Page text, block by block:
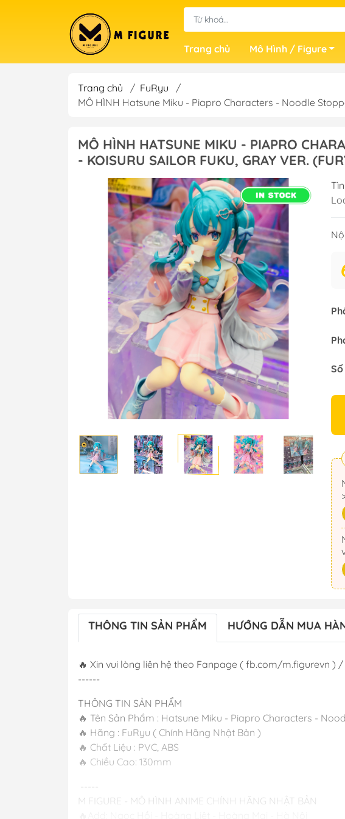
Trang chủ
Mô Hình / Figure
Trang chủ / FuRyu
/
MÔ HÌNH Hatsune Miku - Piapro Characters - Noodle
MÔ HÌNH HATSUNE MIKU - PIAPRO
- KOISURU SAILOR FUKU, GRAY VER.
THÔNG TIN SẢN PHẨM HƯỚNG DẪN MUA
🔥 Xin vui lòng liên hệ theo Fanpage ( fb.com/m.figurevn )
------
THÔNG TIN SẢN PHẨM
🔥 Tên Sản Phẩm : Hatsune Miku - Piapro Characters -
🔥 Hãng : FuRyu ( Chính Hãng Nhật Bản )
🔥 Chất Liệu : PVC, ABS
🔥 Chiều Cao: 130mm
-----
M FIGURE - MÔ HÌNH ANIME CHÍNH HÃNG NHẬT BẢN